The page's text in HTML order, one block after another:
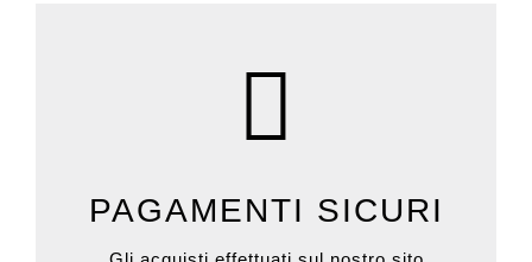
PAGAMENTI SICURI